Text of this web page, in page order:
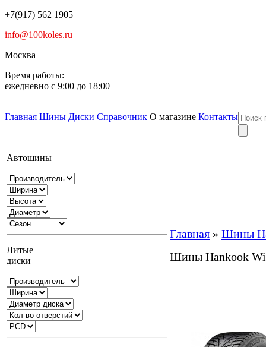
+7(917) 562 1905
info@100koles.ru
Москва
Время работы:
ежедневно с 9:00 до 18:00
Главная Шины Диски Справочник О магазине Контакты
Автошины
Литые
диски
Главная » Шины
Шины Hankook